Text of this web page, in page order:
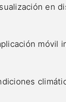
en
móvil